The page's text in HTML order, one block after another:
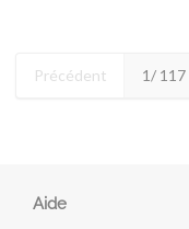
Précédent 1/ 117
Aide